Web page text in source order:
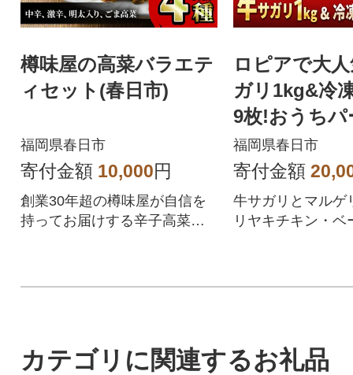
樽味屋の高菜バラエテ
ィセット(春日市)
福岡県春日市
寄付金額 10,000円
創業30年超の樽味屋が自信を
持ってお届けする辛子高菜で
ロピアで大
ガリ1kg&冷
9枚!おうちパ
ット♪【複数
送】
福岡県春日市
寄付金額
牛サガリとマルゲ
リヤキチキン・ベ
カテゴリに関連するお礼品